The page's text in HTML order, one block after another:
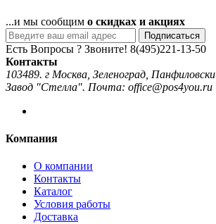
...и мы сообщим о скидках и акциях
Подписаться
Есть Вопросы ? Звоните! 8(495)221-13-50
Контакты
103489. г Москва, Зеленоград,
Завод "Стелла". Почта: office@pos4you.ru
Компания
О компании
Контакты
Каталог
Условия работы
Доставка